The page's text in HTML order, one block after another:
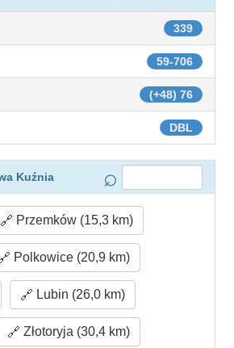
339
59-706
(+48) 76
DBL
Kuźnia
Przemków (15,3 km)
Polkowice (20,9 km)
Lubin (26,0 km)
Złotoryja (30,4 km)